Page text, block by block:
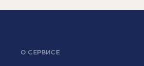
О СЕРВИСЕ